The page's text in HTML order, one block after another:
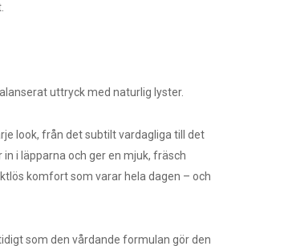
uttryck med naturlig lyster.
look, från det subtilt vardagliga till det
i läpparna och ger en mjuk, fräsch
komfort som varar hela dagen – och
som den vårdande formulan gör den